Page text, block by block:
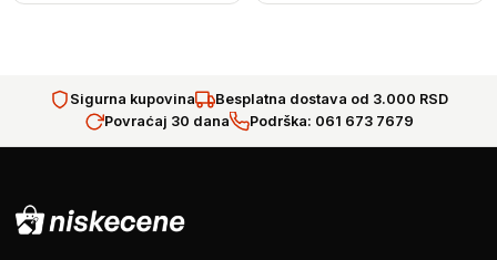
Sigurna kupovina
Besplatna dostava od 3.000 RSD
Povraćaj 30 dana
Podrška: 061 673 7679